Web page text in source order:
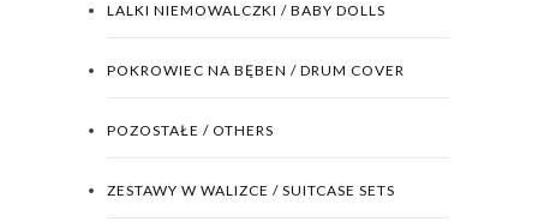
LALKI NIEMOWALCZKI / BABY DOLLS
POKROWIEC NA BĘBEN / DRUM COVER
POZOSTAŁE / OTHERS
ZESTAWY W WALIZCE / SUITCASE SETS